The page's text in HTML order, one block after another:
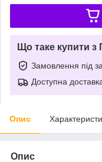
Що таке купити з
Замовлення під
Доступна
Опис
Опис